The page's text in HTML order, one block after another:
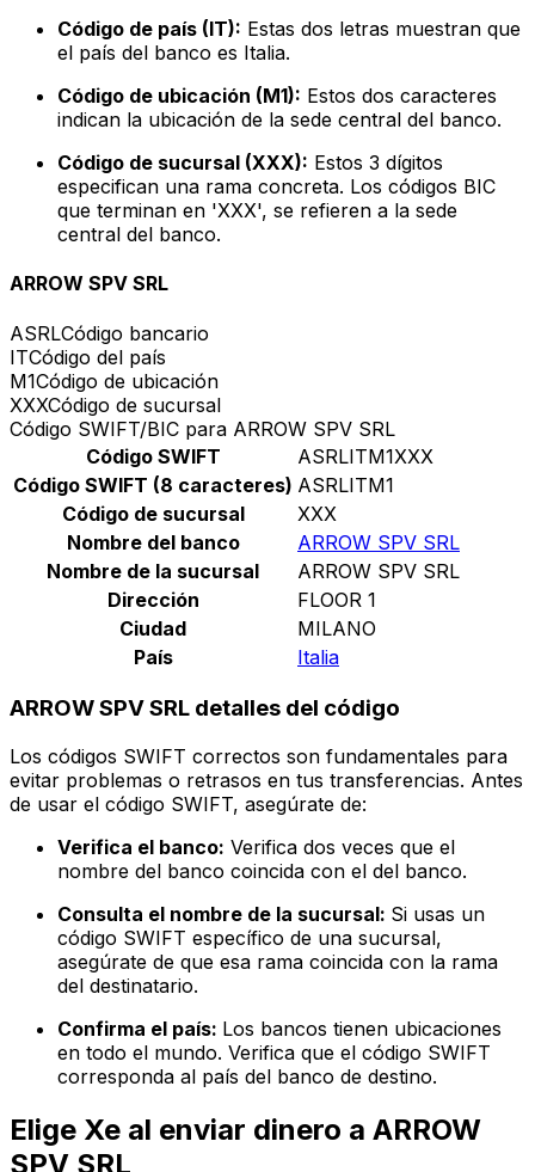
Código de país (IT): Estas dos letras muestran que
el país del banco es Italia.
Código de ubicación (M1): Estos dos caracteres
indican la ubicación de la sede central del banco.
Código de sucursal (XXX): Estos 3 dígitos
especifican una rama concreta. Los códigos BIC
que terminan en 'XXX', se refieren a la sede
central del banco.
ARROW SPV SRL
ASRLCódigo bancario
ITCódigo del país
M1Código de ubicación
XXXCódigo de sucursal
Código SWIFT/BIC para ARROW SPV SRL
Código SWIFT
ASRLITM1XXX
Código SWIFT (8 caracteres) ASRLITM1
Código de sucursal
XXX
Nombre del banco
ARROW SPV SRL
Nombre de la sucursal
ARROW SPV SRL
Dirección
FLOOR 1
Ciudad
MILANO
País
Italia
ARROW SPV SRL detalles del código
Los códigos SWIFT correctos son fundamentales para
evitar problemas o retrasos en tus transferencias. Antes
de usar el código SWIFT, asegúrate de:
Verifica el banco: Verifica dos veces que el
nombre del banco coincida con el del banco.
Consulta el nombre de la sucursal: Si usas un
código SWIFT específico de una sucursal,
asegúrate de que esa rama coincida con la rama
del destinatario.
Confirma el país: Los bancos tienen ubicaciones
en todo el mundo. Verifica que el código SWIFT
corresponda al país del banco de destino.
Elige Xe al enviar dinero a ARROW
SPV SRL